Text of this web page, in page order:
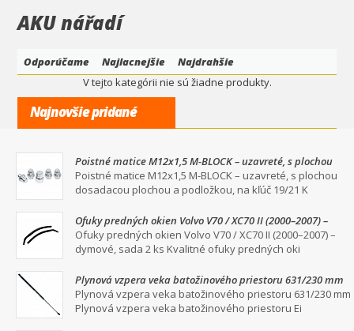
AKU nářadí
Odporúčame Najlacnejšie
Najdrahšie
V tejto kategórii nie sú žiadne produkty.
Najnovšie pridané
Poistné matice M12x1,5 M-BLOCK – uzavreté, s plochou
dosadacou plochou a podložkou, na kľúč 19/21
Poistné matice M12x1,5 M-BLOCK – uzavreté, s plochou
dosadacou plochou a podložkou, na kľúč 19/21 K
Ofuky predných okien Volvo V70 / XC70 II (2000–2007) –
dymové, sada 2 ks
Ofuky predných okien Volvo V70 / XC70 II (2000–2007) –
dymové, sada 2 ks Kvalitné ofuky predných oki
Plynová vzpera veka batožinového priestoru 631/230 mm
Plynová vzpera veka batožinového priestoru 631/230 mm
Plynová vzpera veka batožinového priestoru Ei